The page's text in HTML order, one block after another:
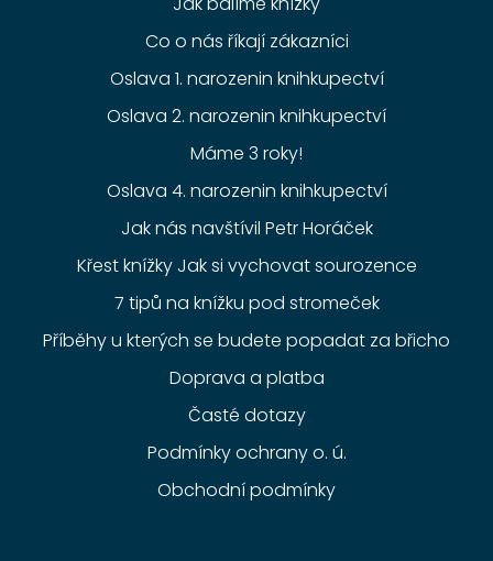
Co o nás říkají zákazníci
Oslava 1. narozenin knihkupectví
Oslava 2. narozenin knihkupectví
Máme 3 roky!
Oslava 4. narozenin knihkupectví
Jak nás navštívil Petr Horáček
Křest knížky Jak si vychovat sourozence
7 tipů na knížku pod stromeček
Příběhy u kterých se budete popadat za břicho
Doprava a platba
Časté dotazy
Podmínky ochrany o. ú.
Obchodní podmínky